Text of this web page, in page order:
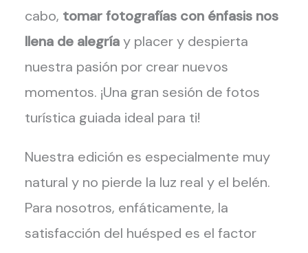
cabo, tomar fotografías con énfasis nos
llena de alegríay placer y despierta
nuestra pasión por crear nuevos
momentos. ¡Una gran sesión de fotos
turística guiada ideal para ti!
Nuestra edición es especialmente muy
natural y no pierde la luz real y el belén.
Para nosotros, enfáticamente, la
satisfacción del huésped es el factor